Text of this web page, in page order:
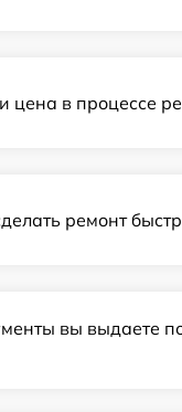
цена в процессе
ремонт
вы выдаете